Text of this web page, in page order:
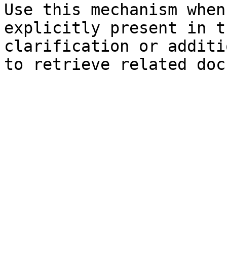
Use this mechanism
explicitly present in
clarification or